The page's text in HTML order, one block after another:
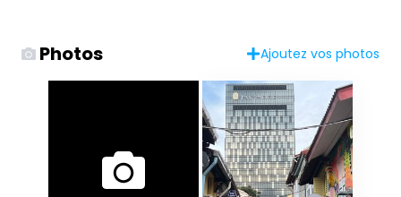
Photos Ajoutez vos photos